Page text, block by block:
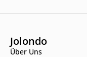
Jolondo
Über Uns